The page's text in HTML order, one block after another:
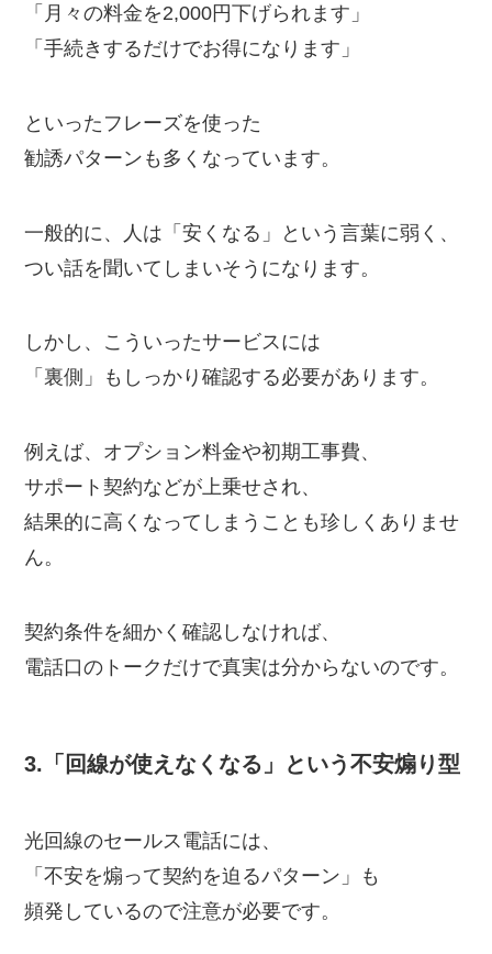
「月々の料金を2,000円下げられます」
「手続きするだけでお得になります」
といったフレーズを使った
勧誘パターンも多くなっています。
一般的に、人は「安くなる」という言葉に弱く、
つい話を聞いてしまいそうになります。
しかし、こういったサービスには
「裏側」もしっかり確認する必要があります。
例えば、オプション料金や初期工事費、
サポート契約などが上乗せされ、
結果的に高くなってしまうことも珍しくありませ
ん。
契約条件を細かく確認しなければ、
電話口のトークだけで真実は分からないのです。
3.「回線が使えなくなる」という不安煽り型
光回線のセールス電話には、
「不安を煽って契約を迫るパターン」も
頻発しているので注意が必要です。